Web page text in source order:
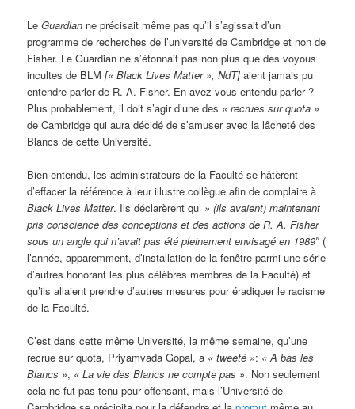
LeGuardian ne précisait même pas qu’il s’agissait d’un
programme de recherches de l’université de Cambridge et non de
Fisher. Le Guardian ne s’étonnait pas non plus que des voyous
incultes de BLM[« Black Lives Matter », NdT] aient jamais pu
entendre parler de R. A. Fisher. En avez-vous entendu parler ?
Plus probablement, il doit s’agir d’une des « recrues sur quota »
de Cambridge qui aura décidé de s’amuser avec la lâcheté des
Blancs de cette Université.
Bien entendu, les administrateurs de la Faculté se hâtèrent
d’effacer la référence à leur illustre collègue afin de complaire à
Black Lives Matter. Ils déclarèrent qu’ » (ils avaient) maintenant
pris conscience des conceptions et des actions de R. A. Fisher
sous un angle qui n’avait pas été pleinement envisagé en 1989″ (
l’année, apparemment, d’installation de la fenêtre parmi une série
d’autres honorant les plus célèbres membres de la Faculté) et
qu’ils allaient prendre d’autres mesures pour éradiquer le racisme
de la Faculté.
C’est dans cette même Université, la même semaine, qu’une
recrue sur quota, Priyamvada Gopal, a « tweeté »: « A bas les
Blancs », « La vie des Blancs ne compte pas ». Non seulement
cela ne fut pas tenu pour offensant, mais l’Université de